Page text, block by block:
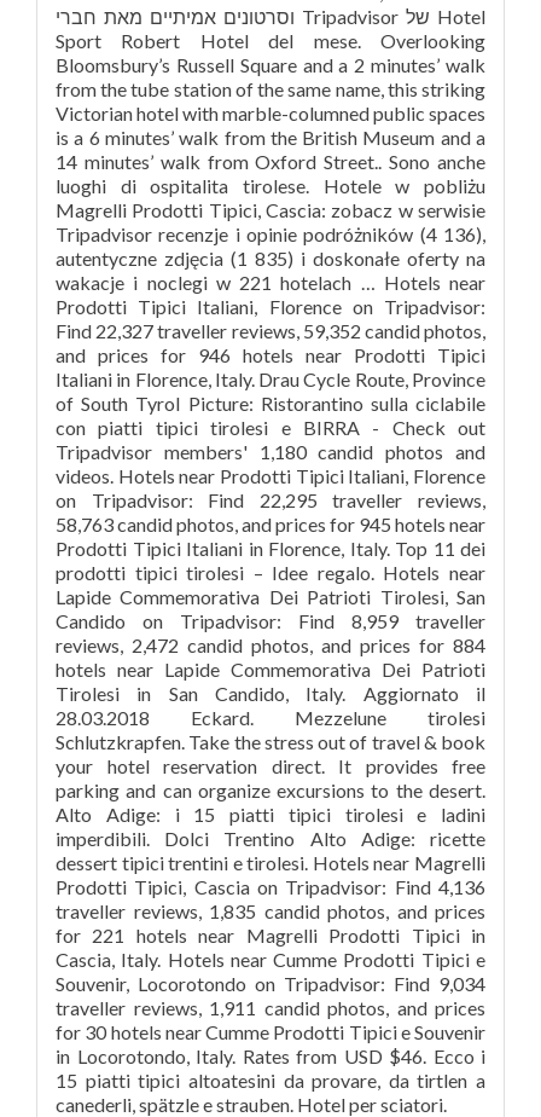
וסרטונים אמיתיים מאת חברי Tripadvisor של ‪Hotel
Sport Robert‬ Hotel del mese. Overlooking
Bloomsbury’s Russell Square and a 2 minutes’ walk
from the tube station of the same name, this striking
Victorian hotel with marble-columned public spaces
is a 6 minutes’ walk from the British Museum and a
14 minutes’ walk from Oxford Street.. Sono anche
luoghi di ospitalita tirolese. Hotele w pobliżu
Magrelli Prodotti Tipici, Cascia: zobacz w serwisie
Tripadvisor recenzje i opinie podróżników (4 136),
autentyczne zdjęcia (1 835) i doskonałe oferty na
wakacje i noclegi w 221 hotelach … Hotels near
Prodotti Tipici Italiani, Florence on Tripadvisor:
Find 22,327 traveller reviews, 59,352 candid photos,
and prices for 946 hotels near Prodotti Tipici
Italiani in Florence, Italy. Drau Cycle Route, Province
of South Tyrol Picture: Ristorantino sulla ciclabile
con piatti tipici tirolesi e BIRRA - Check out
Tripadvisor members' 1,180 candid photos and
videos. Hotels near Prodotti Tipici Italiani, Florence
on Tripadvisor: Find 22,295 traveller reviews,
58,763 candid photos, and prices for 945 hotels near
Prodotti Tipici Italiani in Florence, Italy. Top 11 dei
prodotti tipici tirolesi – Idee regalo. Hotels near
Lapide Commemorativa Dei Patrioti Tirolesi, San
Candido on Tripadvisor: Find 8,959 traveller
reviews, 2,472 candid photos, and prices for 884
hotels near Lapide Commemorativa Dei Patrioti
Tirolesi in San Candido, Italy. Aggiornato il
28.03.2018 Eckard. Mezzelune tirolesi
Schlutzkrapfen. Take the stress out of travel & book
your hotel reservation direct. It provides free
parking and can organize excursions to the desert.
Alto Adige: i 15 piatti tipici tirolesi e ladini
imperdibili. Dolci Trentino Alto Adige: ricette
dessert tipici trentini e tirolesi. Hotels near Magrelli
Prodotti Tipici, Cascia on Tripadvisor: Find 4,136
traveller reviews, 1,835 candid photos, and prices
for 221 hotels near Magrelli Prodotti Tipici in
Cascia, Italy. Hotels near Cumme Prodotti Tipici e
Souvenir, Locorotondo on Tripadvisor: Find 9,034
traveller reviews, 1,911 candid photos, and prices
for 30 hotels near Cumme Prodotti Tipici e Souvenir
in Locorotondo, Italy. Rates from USD $46. Ecco i
15 piatti tipici altoatesini da provare, da tirtlen a
canederli, spätzle e strauben. Hotel per sciatori.